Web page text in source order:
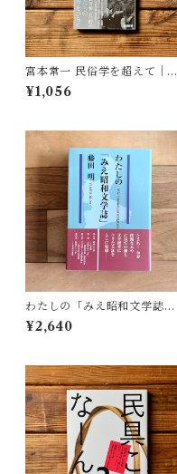
宮本常一 民俗学を超えて｜木
村 哲也
¥1,056
わたしの「みえ昭和文学誌」 |
藤田 明
¥2,640